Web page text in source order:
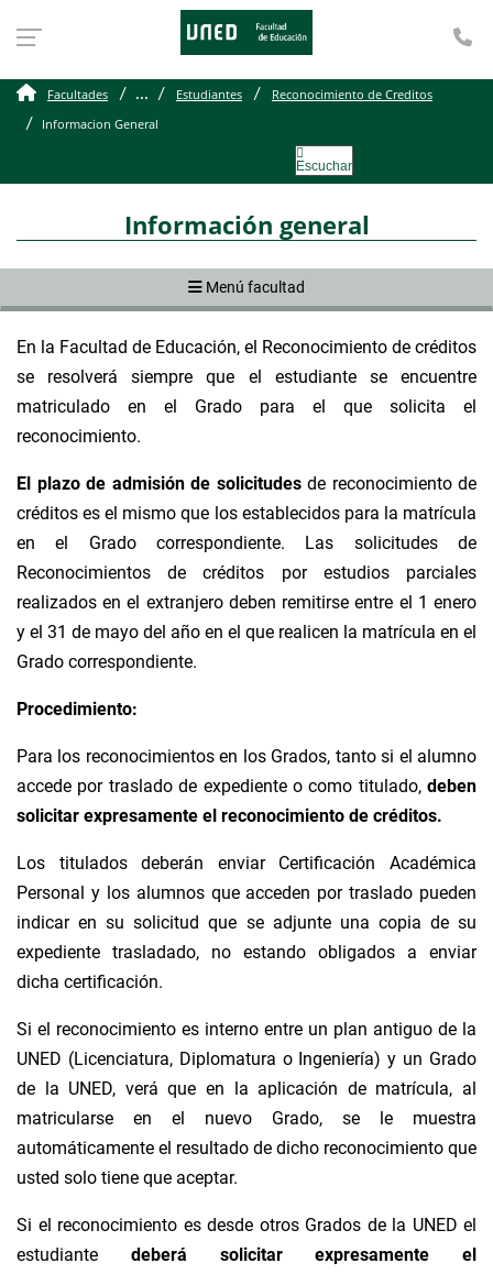
Informacion General
Facultades ... Estudiantes
Reconocimiento de Creditos
Informacion General
Escuchar
Información general
Menú facultad
En la Facultad de Educación, el Reconocimiento de créditos
se resolverá siempre que el estudiante se encuentre
matriculado en el Grado para el que solicita el
reconocimiento.
El plazo de admisión de solicitudes de reconocimiento de
créditos es el mismo que los establecidos para la matrícula
en el Grado correspondiente. Las solicitudes de
Reconocimientos de créditos por estudios parciales
realizados en el extranjero deben remitirse entre el 1 enero
y el 31 de mayo del año en el que realicen la matrícula en el
Grado correspondiente.
Procedimiento:
Para los reconocimientos en los Grados, tanto si el alumno
accede por traslado de expediente o como titulado, deben
solicitar expresamente el reconocimiento de créditos.
Los titulados deberán enviar Certificación Académica
Personal y los alumnos que acceden por traslado pueden
indicar en su solicitud que se adjunte una copia de su
expediente trasladado, no estando obligados a enviar
dicha certificación.
Si el reconocimiento es interno entre un plan antiguo de la
UNED (Licenciatura, Diplomatura o Ingeniería) y un Grado
de la UNED, verá que en la aplicación de matrícula, al
matricularse en el nuevo Grado, se le muestra
automáticamente el resultado de dicho reconocimiento que
usted solo tiene que aceptar.
Si el reconocimiento es desde otros Grados de la UNED el
estudiante deberá solicitar expresamente el